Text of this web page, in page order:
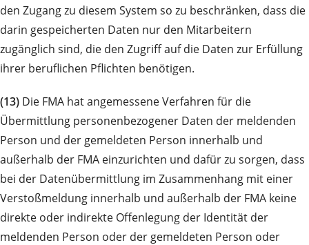
den Zugang zu diesem System so zu beschränken, dass die
darin gespeicherten Daten nur den Mitarbeitern
zugänglich sind, die den Zugriff auf die Daten zur Erfüllung
ihrer beruflichen Pflichten benötigen.
(13) Die FMA hat angemessene Verfahren für die
Übermittlung personenbezogener Daten der meldenden
Person und der gemeldeten Person innerhalb und
außerhalb der FMA einzurichten und dafür zu sorgen, dass
bei der Datenübermittlung im Zusammenhang mit einer
Verstoßmeldung innerhalb und außerhalb der FMA keine
direkte oder indirekte Offenlegung der Identität der
meldenden Person oder der gemeldeten Person oder